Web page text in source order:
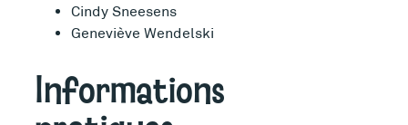
Cindy Sneesens
Geneviève Wendelski
Informations